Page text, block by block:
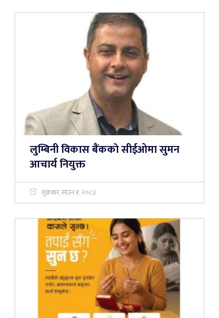
लुम्बिनी विकास बैंककाे सीईओमा सुमन
आचार्य नियुक्त
शुक्रबार, साउन १, २०८३